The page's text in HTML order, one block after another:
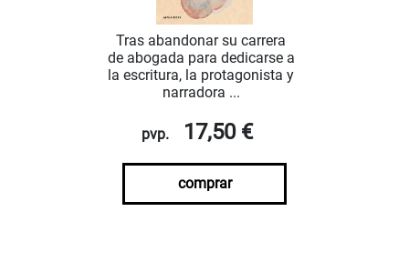
Tras abandonar su carrera
de abogada para dedicarse a
la escritura, la protagonista y
narradora ...
pvp. 17,50 €
comprar